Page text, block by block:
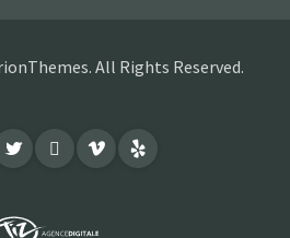
All Rights Reserved.